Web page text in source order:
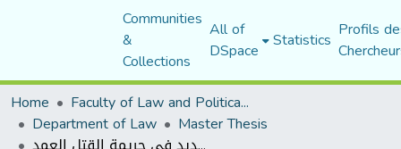
Communities
&
Collections
All of
DSpace Statistics Profils
Home
Faculty of Law and Political Science
Department of Law Master Thesis